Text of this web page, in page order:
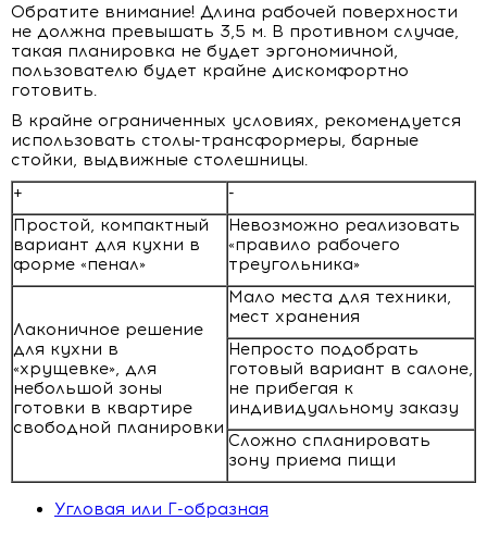
Обратите внимание! Длина рабочей поверхности
не должна превышать 3,5 м. В противном случае,
такая планировка не будет эргономичной,
пользователю будет крайне дискомфортно
готовить.
В крайне ограниченных условиях, рекомендуется
использовать столы-трансформеры, барные
стойки, выдвижные столешницы.
+
-
Простой, компактный
вариант для кухни в
форме «пенал»
Невозможно реализовать
«правило рабочего
треугольника»
Лаконичное решение
для кухни в
«хрущевке», для
небольшой зоны
готовки в квартире
свободной планировки
Мало места для техники,
мест хранения
Непросто подобрать
готовый вариант в салоне,
не прибегая к
индивидуальному заказу
Сложно спланировать
зону приема пищи
Угловая или Г-образная